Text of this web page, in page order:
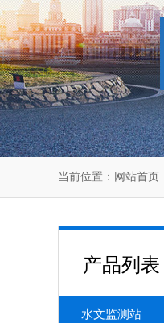
当前位置： 网站首页
产品列表
水文监测站